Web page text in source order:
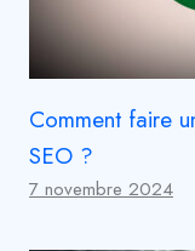
Comment faire
SEO ?
7 novembre 2024